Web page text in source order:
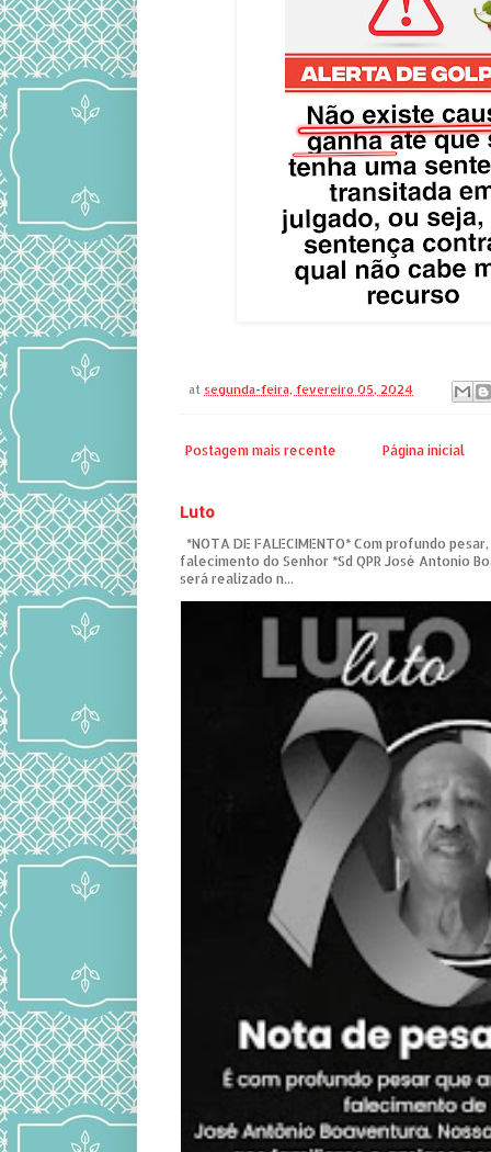
at segunda-feira, fevereiro 05, 2024
Postagem mais recente Página inicial
Luto
*NOTA DE FALECIMENTO* Com profundo
falecimento do Senhor *Sd QPR José Antonio
será realizado n...